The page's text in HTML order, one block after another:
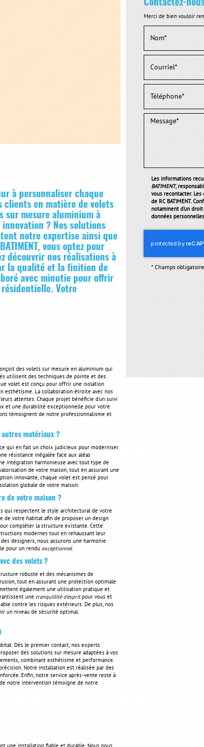
à personnaliser chaque
clients en matière de volets
sur mesure aluminium à
? Nos solutions
notre expertise ainsi que
vous optez pour
découvrir nos réalisations à
la qualité et la finition de
avec minutie pour offrir
Votre
des volets sur mesure en aluminium qui
utilisent des techniques de pointe et des
volet est conçu pour offrir une isolation
esthétisme. La collaboration étroite avec nos
attentes. Chaque projet bénéficie d'un suivi
et une durabilité exceptionnelle pour votre
témoignent de notre professionnalisme et
matériaux ?
qui en fait un choix judicieux pour moderniser
résistance inégalée face aux aléas
intégration harmonieuse avec tout type de
de votre maison, tout en assurant une
innovante, chaque volet est pensé pour
globale de votre maison.
de votre maison ?
qui respectent le style architectural de votre
de votre habitat afin de proposer un design
compléter la structure existante. Cette
modernes tout en rehaussant leur
designers, nous assurons une harmonie
pour un rendu exceptionnel.
des volets ?
robuste et des mécanismes de
tout en assurant une protection optimale
également une utilisation pratique et
une tranquillité d'espritpour vous et
contre les risques extérieurs. De plus, nos
un niveau de sécurité optimal.
Dès le premier contact, nos experts
des solutions sur mesure adaptées à vos
combinant esthétisme et performance.
Notre installation est réalisée par des
Enfin, notre service après-vente reste à
notre intervention témoigne de notre
Contactez-
Merci de bien vouloir
Les informations
BATIMENT,
vous recontacter.
de RC BATIMENT.
notamment d'un
données
*Champs